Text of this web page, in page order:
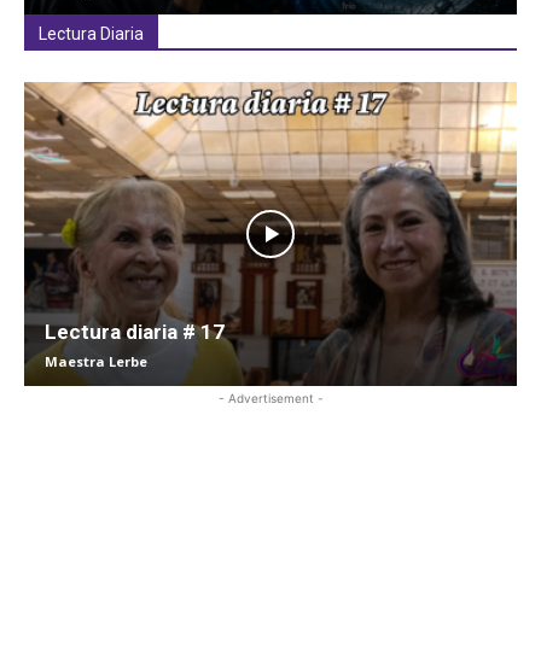
Lectura Diaria
Lectura diaria # 17
Maestra Lerbe
- Advertisement -